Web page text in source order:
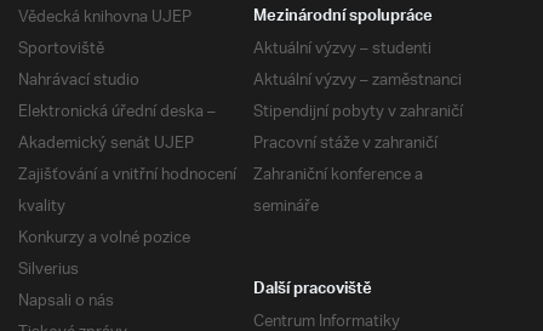
Vědecká knihovna UJEP
Sportoviště
Nahrávací studio
Elektronická úřední deska –
Akademický senát UJEP
Zajišťování a vnitřní hodnocení
kvality
Konkurzy a volné pozice
Silverius
Napsali o nás
Mezinárodní spolupráce
Aktuální výzvy – studenti
Aktuální výzvy – zaměstnanci
Stipendijní pobyty v zahraničí
Pracovní stáže v zahraničí
Zahraniční konference a
semináře
Další pracoviště
Centrum Informatiky